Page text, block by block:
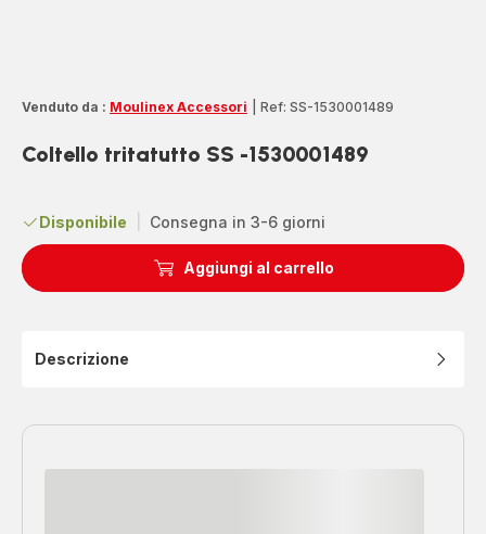
Venduto da : Moulinex Accessori Ref: SS-1530001489
Coltello tritatutto SS -1530001489
Disponibile Consegna in 3-6 giorni
Aggiungi al carrello
Descrizione